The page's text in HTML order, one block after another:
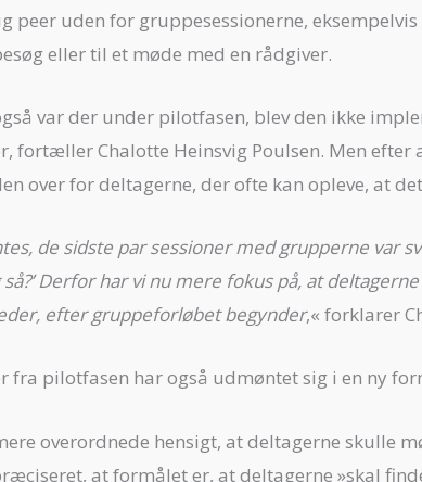
peer uden for gruppesessionerne,
eller til et møde med en rådgiver.
var der under pilotfasen, blev den ikke
fortæller Chalotte Heinsvig Poulsen. Men
over for deltagerne, der ofte kan opleve, at
de sidste par sessioner med grupperne var
så?’ Derfor har vi nu mere fokus på, at
efter gruppeforløbet begynder,« forklarer
fra pilotfasen har også udmøntet sig i en ny
overordnede hensigt, at deltagerne skulle
at formålet er, at deltagerne »skal